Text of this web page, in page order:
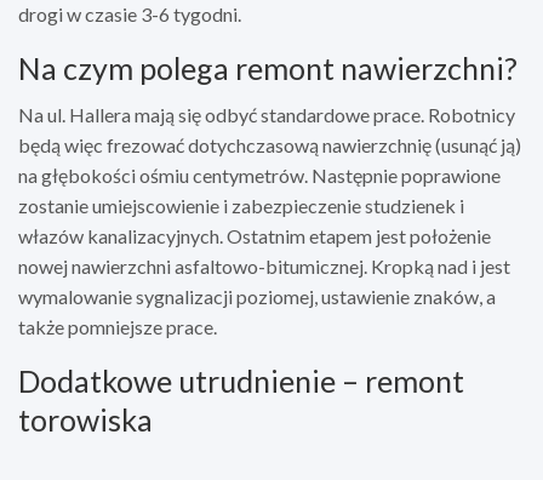
drogi w czasie 3-6 tygodni.
Na czym polega remont nawierzchni?
Na ul. Hallera mają się odbyć standardowe prace. Robotnicy
będą więc frezować dotychczasową nawierzchnię (usunąć ją)
na głębokości ośmiu centymetrów. Następnie poprawione
zostanie umiejscowienie i zabezpieczenie studzienek i
włazów kanalizacyjnych. Ostatnim etapem jest położenie
nowej nawierzchni asfaltowo-bitumicznej. Kropką nad i jest
wymalowanie sygnalizacji poziomej, ustawienie znaków, a
także pomniejsze prace.
Dodatkowe utrudnienie – remont
torowiska